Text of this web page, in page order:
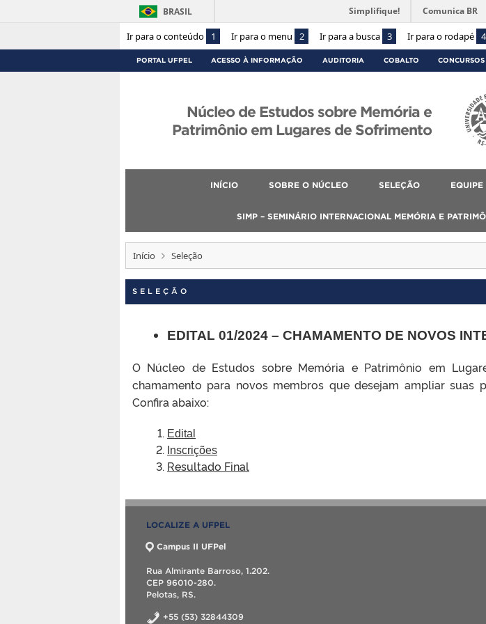
Ir para o conteúdo 1 Ir para o menu 2 Ir para a busca 3 Ir para o rodapé 4
BRASIL Simplifique! Comunica BR
PORTAL UFPEL ACESSO À INFORMAÇÃO AUDITORIA COBALTO CONCURSOS
Núcleo de Estudos sobre Memória e
Patrimônio em Lugares de Sofrimento
INÍCIO SOBRE O NÚCLEO SELEÇÃO EQUIPE
SIMP – SEMINÁRIO INTERNACIONAL MEMÓRIA E
Início Seleção
SELEÇÃO
EDITAL 01/2024 – CHAMAMENTO DE NOVOS
O Núcleo de Estudos sobre Memória e Patrimônio em
chamamento para novos membros que desejam ampliar
Confira abaixo:
Edital
Inscrições
Resultado Final
LOCALIZE A UFPEL
Campus II UFPel
Rua Almirante Barroso, 1.202.
CEP 96010-280.
Pelotas, RS.
+55 (53) 32844309